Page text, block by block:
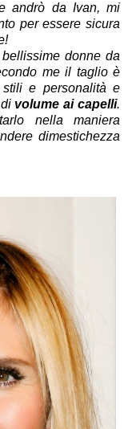
andrò da Ivan, mi
per essere sicura
donne da
me il taglio è
e personalità e
volume ai capelli.
nella maniera
dimestichezza